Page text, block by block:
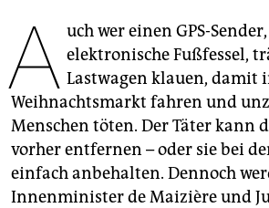
abo
genossenschaft
epaper login
A uch wer einen GPS-
elektronische Fußfessel,
Lastwagen klauen, damit
Weihnachtsmarkt fahren und
Menschen töten. Der Täter kann
vorher entfernen – oder sie bei
einfach anbehalten. Dennoch
Innenminister de Maizière und